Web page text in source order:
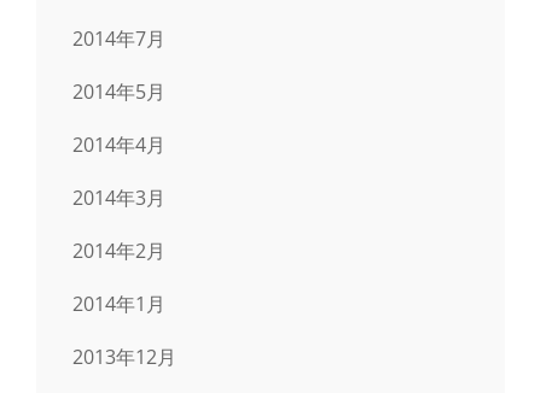
2014年7月
2014年5月
2014年4月
2014年3月
2014年2月
2014年1月
2013年12月